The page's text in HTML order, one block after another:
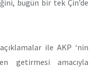
bugün bir tek Çin’de
ile AKP ‘nin
getirmesi amacıyla